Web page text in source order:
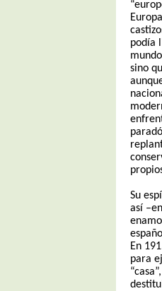
podía
sino
Su
así
En
para